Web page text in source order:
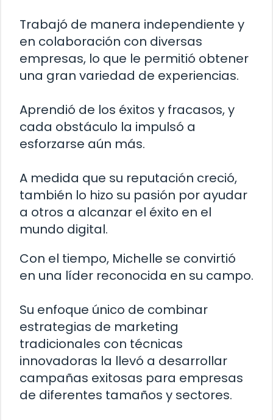
Trabajó de manera independiente y
en colaboración con diversas
empresas, lo que le permitió obtener
una gran variedad de experiencias.
Aprendió de los éxitos y fracasos, y
cada obstáculo la impulsó a
esforzarse aún más.
A medida que su reputación creció,
también lo hizo su pasión por ayudar
a otros a alcanzar el éxito en el
mundo digital.
Con el tiempo, Michelle se convirtió
en una líder reconocida en su campo.
Su enfoque único de combinar
estrategias de marketing
tradicionales con técnicas
innovadoras la llevó a desarrollar
campañas exitosas para empresas
de diferentes tamaños y sectores.